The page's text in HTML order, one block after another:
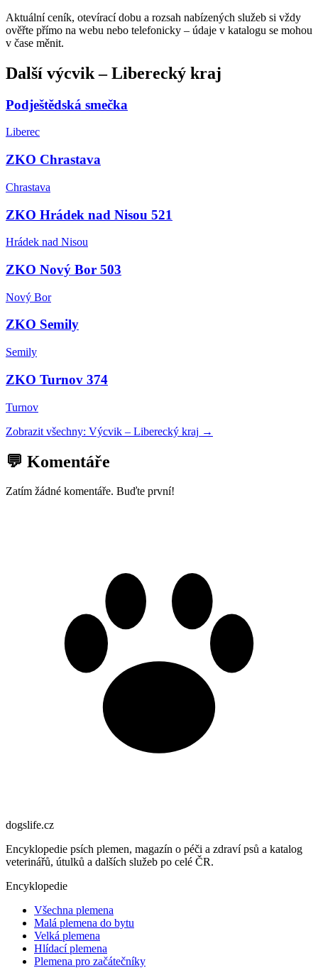
Aktuální ceník, otevírací dobu a rozsah nabízených služeb si vždy
ověřte přímo na webu nebo telefonicky – údaje v katalogu se mohou
v čase měnit.
Další výcvik–Liberecký kraj
Podještědská smečka
Liberec
ZKO Chrastava
Chrastava
ZKO Hrádek nad Nisou 521
Hrádek nad Nisou
ZKO Nový Bor 503
Nový Bor
ZKO Semily
Semily
ZKO Turnov 374
Turnov
Zobrazit všechny: Výcvik – Liberecký kraj →
💬 Komentáře
Zatím žádné komentáře. Buďte první!
dogslife.cz
Encyklopedie psích plemen, magazín o péči a zdraví psů a katalog
veterinářů, útulků a dalších služeb po celé ČR.
Encyklopedie
Všechna plemena
Malá plemena do bytu
Velká plemena
Hlídací plemena
Plemena pro začátečníky